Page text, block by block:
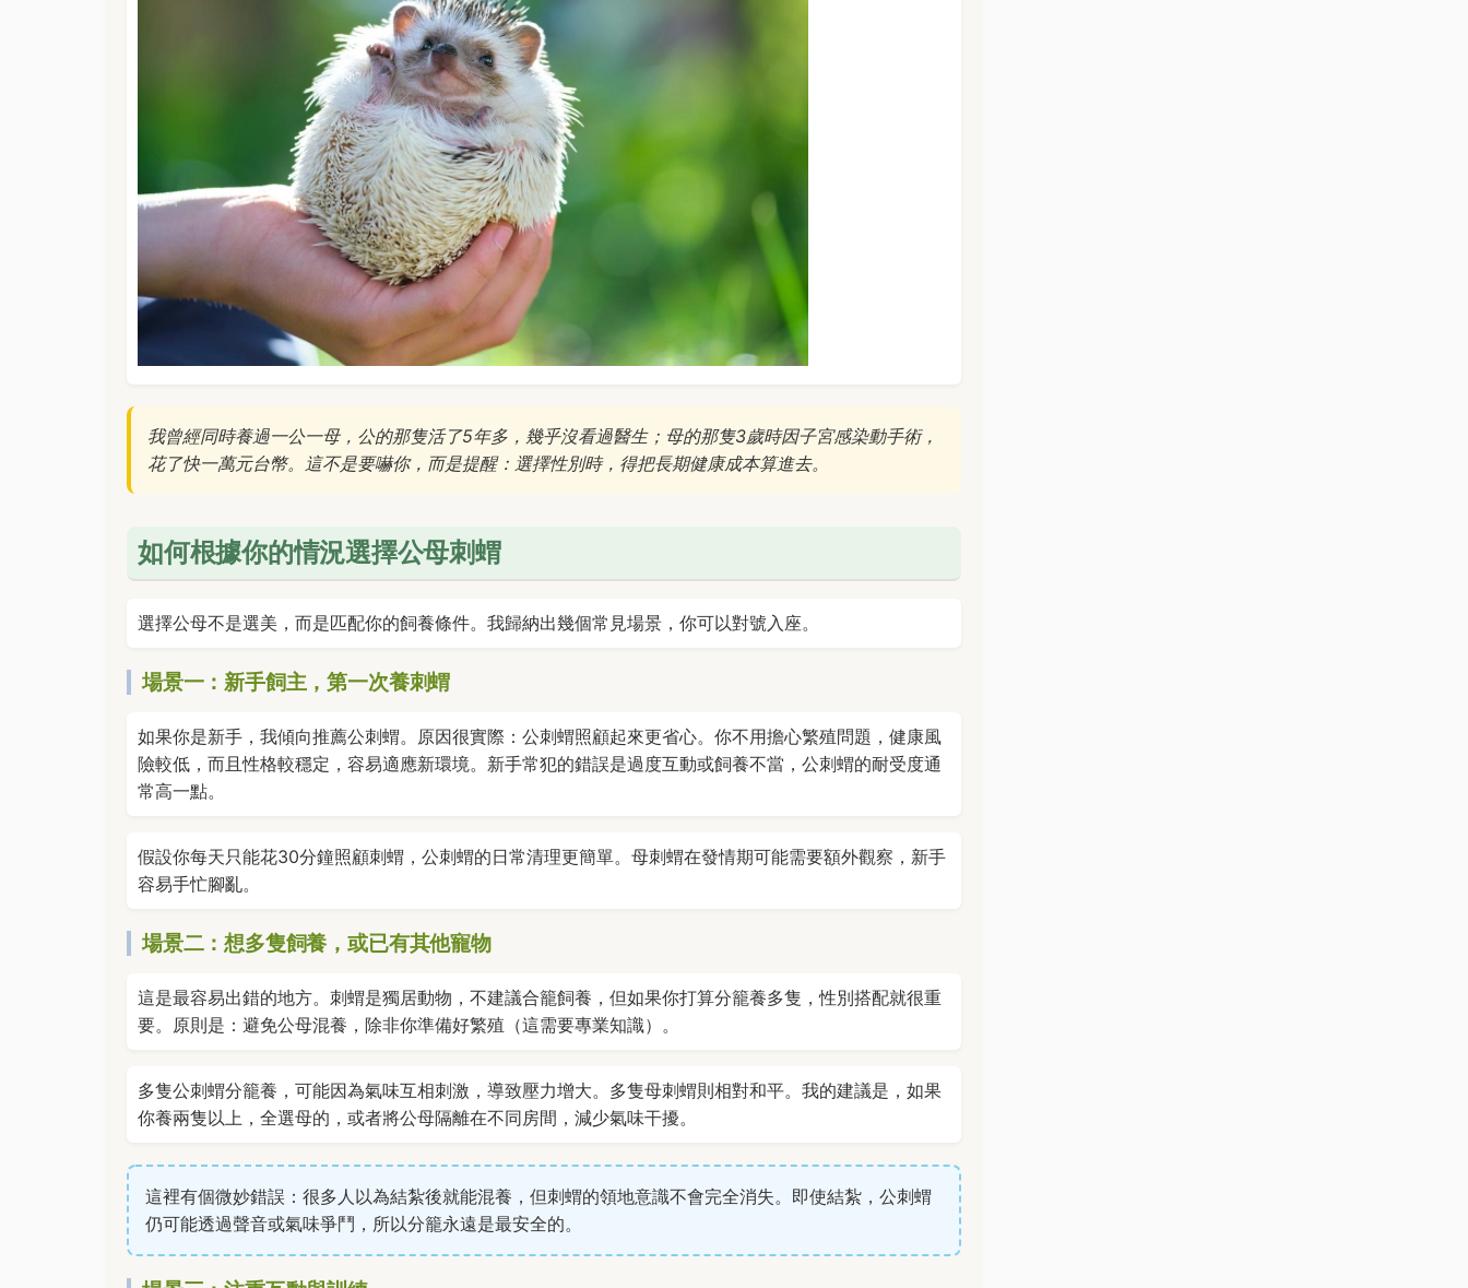
我曾經同時養過一公一母，公的那隻活了5年多，幾乎沒看過醫生；母的那隻3歲時因子宮感染動手術，
花了快一萬元台幣。這不是要嚇你，而是提醒：選擇性別時，得把長期健康成本算進去。
如何根據你的情況選擇公母刺蝟
選擇公母不是選美，而是匹配你的飼養條件。我歸納出幾個常見場景，你可以對號入座。
場景一：新手飼主，第一次養刺蝟
如果你是新手，我傾向推薦公刺蝟。原因很實際：公刺蝟照顧起來更省心。你不用擔心繁殖問題，健康風
險較低，而且性格較穩定，容易適應新環境。新手常犯的錯誤是過度互動或飼養不當，公刺蝟的耐受度通
常高一點。
假設你每天只能花30分鐘照顧刺蝟，公刺蝟的日常清理更簡單。母刺蝟在發情期可能需要額外觀察，新手
容易手忙腳亂。
場景二：想多隻飼養，或已有其他寵物
這是最容易出錯的地方。刺蝟是獨居動物，不建議合籠飼養，但如果你打算分籠養多隻，性別搭配就很重
要。原則是：避免公母混養，除非你準備好繁殖（這需要專業知識）。
多隻公刺蝟分籠養，可能因為氣味互相刺激，導致壓力增大。多隻母刺蝟則相對和平。我的建議是，如果
你養兩隻以上，全選母的，或者將公母隔離在不同房間，減少氣味干擾。
這裡有個微妙錯誤：很多人以為結紮後就能混養，但刺蝟的領地意識不會完全消失。即使結紮，公刺蝟
仍可能透過聲音或氣味爭鬥，所以分籠永遠是最安全的。